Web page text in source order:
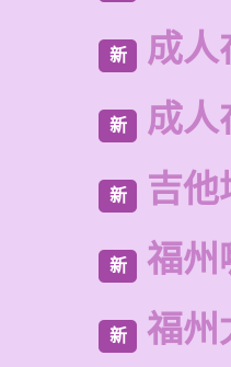
新 成人
新 成人
新 吉他
新 福州
新 福州